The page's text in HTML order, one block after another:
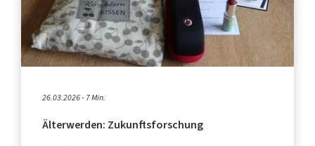
26.03.2026 - 7 Min.
Älterwerden: Zukunftsforschung